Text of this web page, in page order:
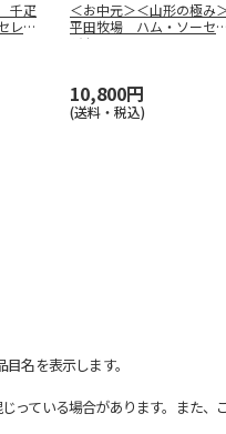
千疋
レク
＜お中元＞＜山形の極み
平田牧場 ハム・ソーセー
ジセットＢ
10,800円
(送料・税込)
名を表示します。
ている場合があります。また、